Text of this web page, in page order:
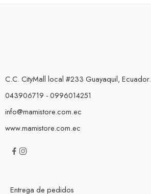
C.C. CityMall local #233 Guayaquil, Ecuador.
043906719 - 0996014251
info@mamistore.com.ec
www.mamistore.com.ec
Entrega de pedidos